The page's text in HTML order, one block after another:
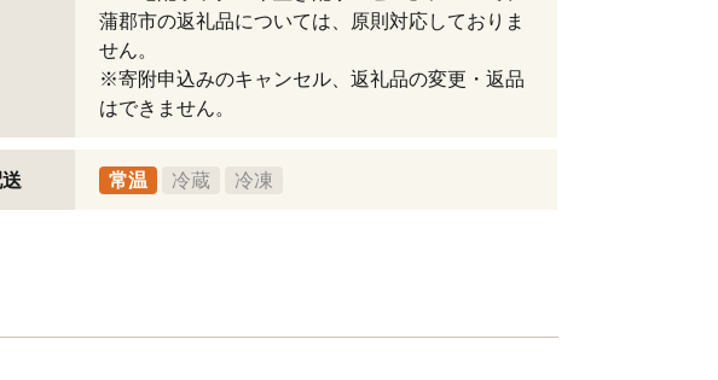
蒲郡市の返礼品については、原則対応しておりま
せん。
※寄附申込みのキャンセル、返礼品の変更・返品
はできません。
常温 冷蔵 冷凍